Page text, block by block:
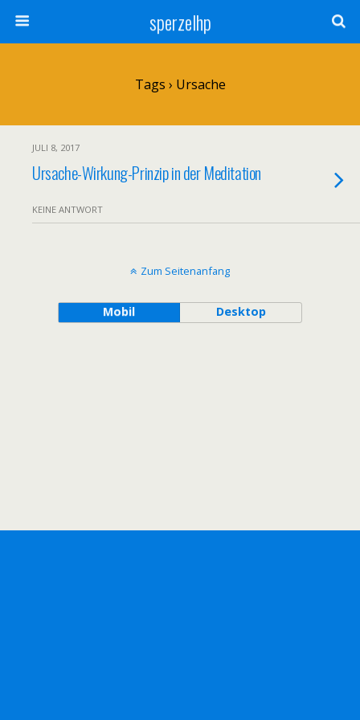
sperzelhp
Tags › Ursache
JULI 8, 2017
Ursache-Wirkung-Prinzip in der Meditation
KEINE ANTWORT
Zum Seitenanfang
Mobil Desktop